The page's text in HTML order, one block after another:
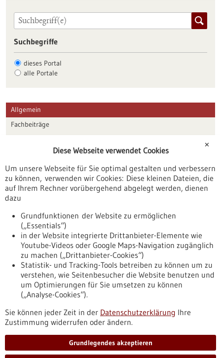
Suchbegriffe
dieses Portal
alle Portale
Allgemein
Fachbeiträge
Veranstaltungen
Erscheinungsdatum
Nach oben
Informiert bleiben
Newsletter abonnieren
✕
Diese Webseite verwendet Cookies
Um unsere Webseite für Sie optimal gestalten und verbessern
zu können, verwenden wir Cookies: Diese kleinen Dateien, die
auf Ihrem Rechner vorübergehend abgelegt werden, dienen
dazu
Grundfunktionen der Website zu ermöglichen
(„Essentials“)
in der Website integrierte Drittanbieter-Elemente wie
Youtube-Videos oder Google Maps-Navigation zugänglich
zu machen („Drittanbieter-Cookies“)
Statistik- und Tracking-Tools betreiben zu können um zu
verstehen, wie Seitenbesucher die Website benutzen und
um Optimierungen für Sie umsetzen zu können
(„Analyse-Cookies“).
Sie können jeder Zeit in der Datenschutzerklärung Ihre
Zustimmung widerrufen oder ändern.
Grundlegendes akzeptieren